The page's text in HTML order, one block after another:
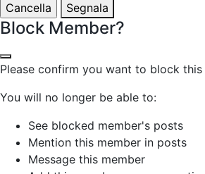
Segnala
Block Member?
Please confirm you want to block this
You will no longer be able to:
See blocked member's posts
Mention this member in posts
Message this member